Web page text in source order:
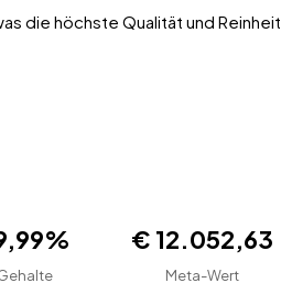
die höchste Qualität und Reinheit
€ 12.052,63
Meta-Wert